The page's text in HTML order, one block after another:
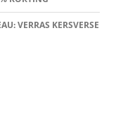
VERRAS KERSVERSE